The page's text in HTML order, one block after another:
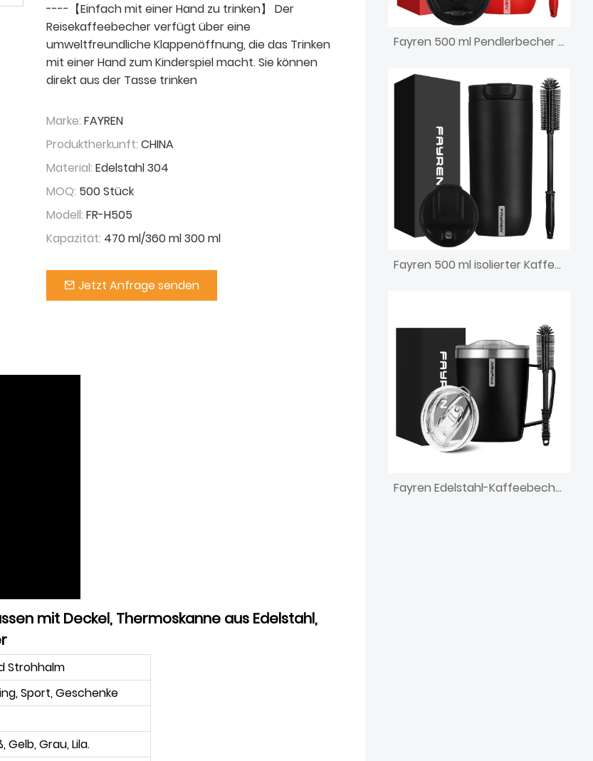
----【Einfach mit einer Hand zu trinken】 Der
Reisekaffeebecher verfügt über eine
umweltfreundliche Klappenöffnung, die das Trinken
mit einer Hand zum Kinderspiel macht. Sie können
direkt aus der Tasse trinken
Marke: FAYREN
Produktherkunft: CHINA
Material: Edelstahl 304
MOQ: 500 Stück
Modell: FR-H505
Kapazität: 470 ml/360 ml 300 ml
Jetzt Anfrage senden
mit Deckel, Thermoskanne aus Edelstahl,
Strohhalm
Sport, Geschenke
Gelb, Grau, Lila.
Fayren 500 ml Pendlerbecher mit Drehknopfdeckel, isolierter, auslaufsicherer Edelstahl-Kaffeebecher, hält Getränke 24 Stunden lang kalt und 12 Stunden lang heiß
Fayren 500 ml isolierter Kaffeebecher zum Mitnehmen mit Druckknopfdeckel – auslaufsichere wiederverwendbare Reise-Thermos-Wasserflasche – 24 Stunden kalt und 12 Stunden heiß
Fayren Edelstahl-Kaffeebecher mit 350 ml Fassungsvermögen und Henkel, doppelwandiger Vakuum-Reisebecher, Trinkbecher mit Schiebedeckel, quadratischer Becherkörper